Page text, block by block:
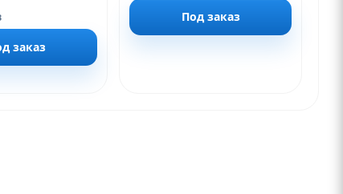
заказ
Под заказ